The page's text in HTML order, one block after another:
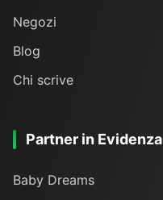
Negozi
Blog
Chi scrive
Partner in Evidenza
Baby Dreams